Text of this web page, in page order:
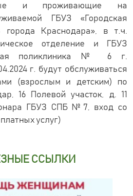
и проживающие на
ГБУЗ «Городская
Краснодара», в т.ч.
отделение и ГБУЗ
поликлиника № 6 г.
г. будут обслуживаться
(взрослым и детским) по
16 Полевой участок, д. 11
ГБУЗ СПБ №7, вход со
услуг)
ССЫЛКИ